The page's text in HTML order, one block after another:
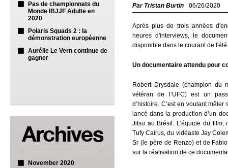
Pas de championnats du
Monde IBJJF Adulte en
2020
Polaris Squads 2 : la
démonstration européenne
Aurélie Le Vern continue de
gagner
November 2020
Par Tristan Burtin 06/26/2020
Après plus de trois années
heures d'interviews, le
disponible dans le courant de l'été.
Un documentaire attendu pour
Robert Drysdale (champion du
vétéran de l’UFC) est un
d’histoire. C’est en voulant
lancé dans la production d’un
Jitsu au Brésil. L’équipe du film,
Tufy Cairus, du vidéaste Jay
Sr (le père de Renzo) et de
sur la réalisation de ce